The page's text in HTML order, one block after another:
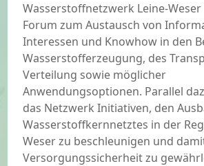
Wasserstoffnetzwerk Leine-
Forum zum Austausch von
Interessen und Knowhow in den
Wasserstofferzeugung, des
Verteilung sowie möglicher
Anwendungsoptionen. Parallel
das Netzwerk Initiativen, den
Wasserstoffkernnetztes in der
Weser zu beschleunigen und
Versorgungssicherheit zu